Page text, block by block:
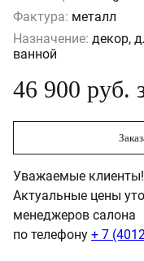
Фактура: металл
Назначение: декор,
ванной
46 900 руб.
Уважаемые клиенты!
Актуальные цены
менеджеров салона
по телефону + 7